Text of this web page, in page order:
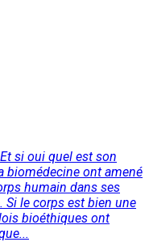
si oui quel est son
biomédecine ont amené
humain dans ses
Si le corps est bien une
bioéthiques ont